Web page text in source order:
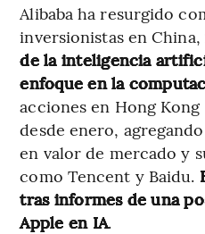
Alibaba ha resurgido
inversionistas en China,
de la inteligencia
enfoque en la
acciones en Hong
desde enero,
en valor de mercado y
como Tencent y Baidu.
tras informes de una
Apple en IA.